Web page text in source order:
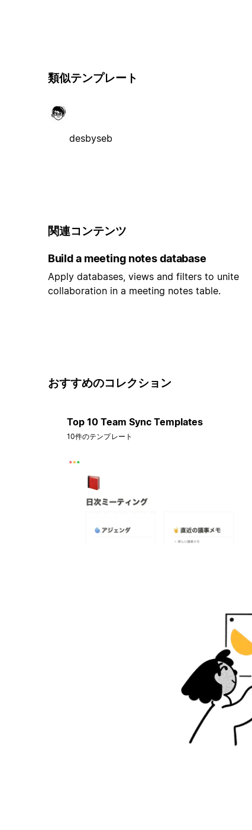
類似テンプレート
desbyseb
関連コンテンツ
Build a meeting notes database
Apply databases, views and filters to unite
collaboration in a meeting notes table.
おすすめのコレクション
Top 10 Team Sync Templates
10件のテンプレート